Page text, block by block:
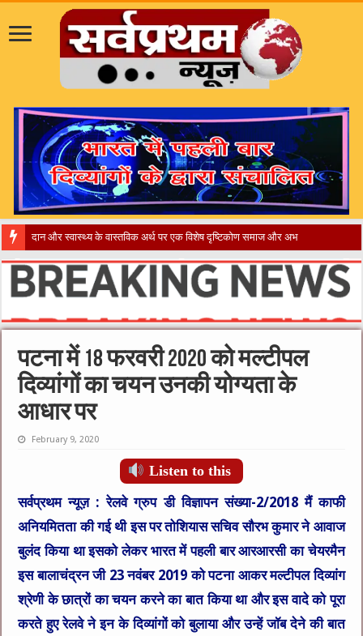
​”कानून त
पटना में 18 फरवरी 2020 को मल्टीपल
दिव्यांगों का चयन उनकी योग्यता के
आधार पर
February 9, 2020
Listen to this
सर्वप्रथम न्यूज़ :रेलवे ग्रुप डी विज्ञापन संख्या-2/2018 मैं काफी
अनियमितता की गई थी इस पर तोशियास सचिव सौरभ कुमार ने आवाज
बुलंद किया था इसको लेकर भारत में पहली बार आरआरसी का चेयरमैन
इस बालाचंद्रन जी 23 नवंबर 2019 को पटना आकर मल्टीपल दिव्यांग
श्रेणी के छात्रों का चयन करने का बात किया था और इस वादे को पूरा
करते हुए रेलवे ने इन के दिव्यांगों को बुलाया और उन्हें जॉब देने की बात